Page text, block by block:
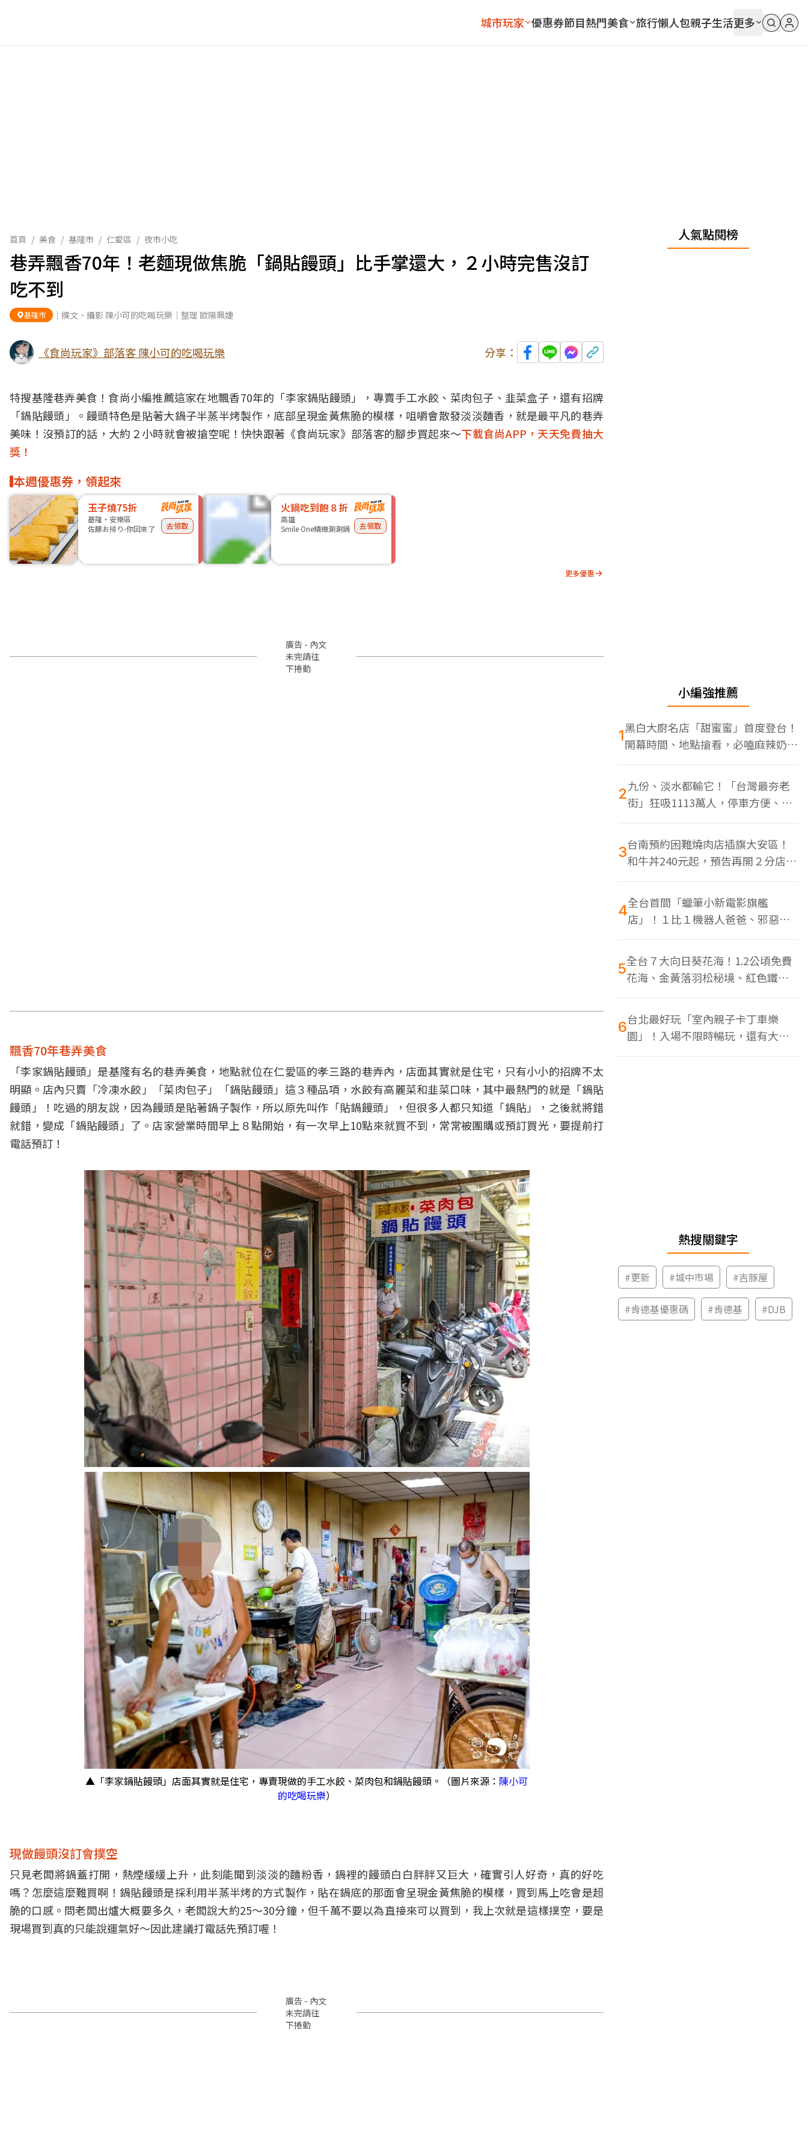
城市玩家 優惠券節目熱門美食 旅行懶人包親子生活更多
首頁 / 美食 / 基隆市 / 仁愛區 / 夜市小吃
巷弄飄香70年！老麵現做焦脆「鍋貼饅頭」比手掌還大，２小時完售沒訂
吃不到
基隆市 ｜撰文、攝影 陳小可的吃喝玩樂｜整理 歐陽珮婕
《食尚玩家》部落客 陳小可的吃喝玩樂 分享：
特搜基隆巷弄美食！食尚小編推薦這家在地飄香70年的「李家鍋貼饅頭」，專賣手工水餃、菜肉包子、韭菜盒子，還有招牌
「鍋貼饅頭」。饅頭特色是貼著大鍋子半蒸半烤製作，底部呈現金黃焦脆的模樣，咀嚼會散發淡淡麵香，就是最平凡的巷弄
美味！沒預訂的話，大約２小時就會被搶空呢！快快跟著《食尚玩家》部落客的腳步買起來～下載食尚APP，天天免費抽大
獎！
本週優惠券，領起來
玉子燒75折
基隆・安樂區
佐藤お帰り-你回來了
去領取
火鍋吃到飽８折
高雄
Smile One精緻涮涮鍋
去領取
更多優惠
廣告 - 內文
未完請往
下捲動
飄香70年巷弄美食
「李家鍋貼饅頭」是基隆有名的巷弄美食，地點就位在仁愛區的孝三路的巷弄內，店面其實就是住宅，只有小小的招牌不太
明顯。店內只賣「冷凍水餃」「菜肉包子」「鍋貼饅頭」這３種品項，水餃有高麗菜和韭菜口味，其中最熱門的就是「鍋貼
饅頭」！吃過的朋友說，因為饅頭是貼著鍋子製作，所以原先叫作「貼鍋饅頭」，但很多人都只知道「鍋貼」，之後就將錯
就錯，變成「鍋貼饅頭」了。店家營業時間早上８點開始，有一次早上10點來就買不到，常常被團購或預訂買光，要提前打
電話預訂！
▲「李家鍋貼饅頭」店面其實就是住宅，專賣現做的手工水餃、菜肉包和鍋貼饅頭。（圖片來源： 陳小可
的吃喝玩樂）
現做饅頭沒訂會撲空
只見老闆將鍋蓋打開，熱煙緩緩上升，此刻能聞到淡淡的麵粉香，鍋裡的饅頭白白胖胖又巨大，確實引人好奇，真的好吃
嗎？怎麼這麼難買啊！鍋貼饅頭是採利用半蒸半烤的方式製作，貼在鍋底的那面會呈現金黃焦脆的模樣，買到馬上吃會是超
脆的口感。問老闆出爐大概要多久，老闆說大約25～30分鐘，但千萬不要以為直接來可以買到，我上次就是這樣撲空，要是
現場買到真的只能說運氣好～因此建議打電話先預訂喔！
廣告 - 內文
未完請往
下捲動
人氣點閱榜
小編強推薦
1黑白大廚名店「甜蜜蜜」首度登台！
開幕時間、地點搶看，必嗑麻辣奶油
蝦
2九份、淡水都輸它！「台灣最夯老
街」狂吸1113萬人，停車方便、特
色美食多
3台南預約困難燒肉店插旗大安區！
和牛丼240元起，預告再開２分店、
地點曝光
4全台首間「蠟筆小新電影旗艦
店」！１比１機器人爸爸、邪惡正
男，百款周邊買翻
5全台７大向日葵花海！1.2公頃免費
花海、金黃落羽松秘境、紅色鐵橋
同框
6台北最好玩「室內親子卡丁車樂
園」！入場不限時暢玩，還有大螢
幕Switch遊戲區
熱搜關鍵字
#更新 #城中市場 #吉豚屋
#肯德基優惠碼 #肯德基 #DJB